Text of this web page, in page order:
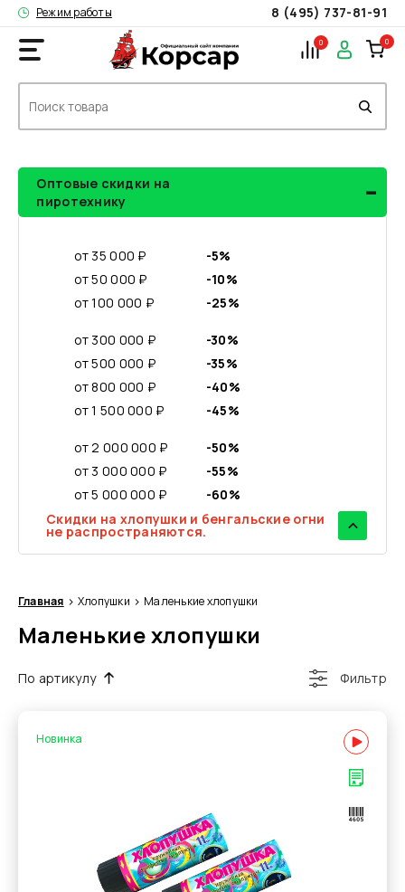
Режим работы 8 (495) 737-81-91
0 0
Оптовые скидки на
пиротехнику
-
от 35 000 ₽
-5%
от 50 000 ₽
-10%
от 100 000 ₽
-25%
от 300 000 ₽
-30%
от 500 000 ₽
-35%
от 800 000 ₽
-40%
от 1 500 000 ₽
-45%
от 2 000 000 ₽
-50%
от 3 000 000 ₽
-55%
от 5 000 000 ₽
-60%
Скидки на хлопушки и бенгальские огни
не распространяются.
Главная Хлопушки Маленькие хлопушки
Маленькие хлопушки
По артикулу Фильтр
Новинка